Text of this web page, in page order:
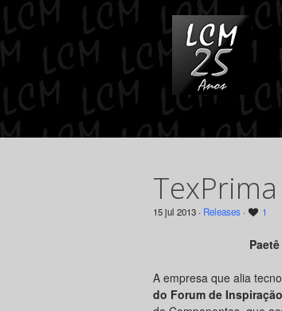
15 jul 2013 · Releases · 1
A empresa que alia
do Forum de